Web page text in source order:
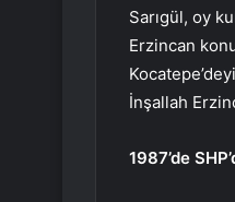
Sarıgül, oy
Erzincan
İnşallah
1987’de